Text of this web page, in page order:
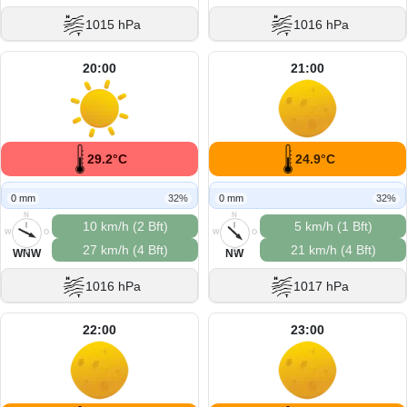
1015 hPa 1016 hPa
20:00
29.2°C
0 mm 32%
N
O
S
W
WNW
10 km/h (2 Bft)
27 km/h (4 Bft)
1016 hPa
21:00
24.9°C
0 mm 32%
N
O
S
W
NW
5 km/h (1 Bft)
21 km/h (4 Bft)
1017 hPa
22:00 23:00